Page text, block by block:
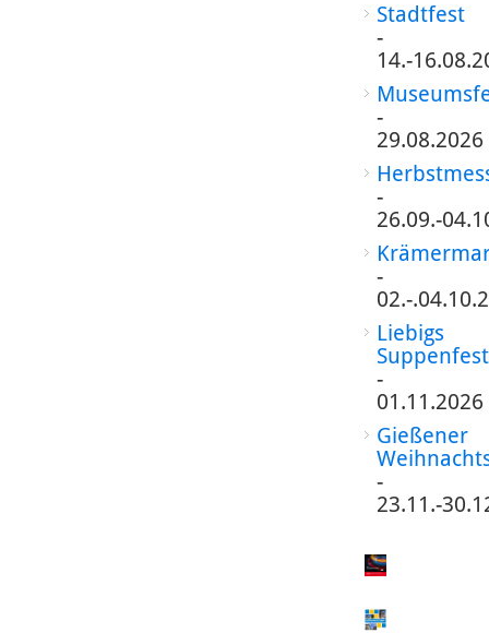
Stadtfest
-
14.-
-
29.08.2026
-
26.09.-
-
02.-
Liebigs
Suppenfest
-
01.11.2026
Gießener
-
23.11.-